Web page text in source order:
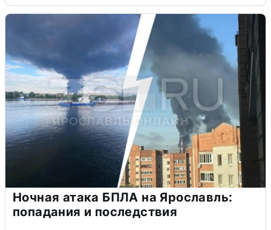
Ночная атака БПЛА на Ярославль:
попадания и последствия